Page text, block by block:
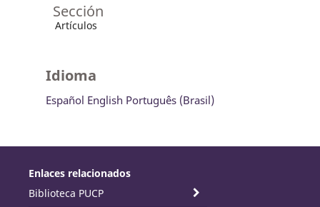
Sección
Artículos
Idioma
Español English Português (Brasil)
Enlaces relacionados
Biblioteca PUCP